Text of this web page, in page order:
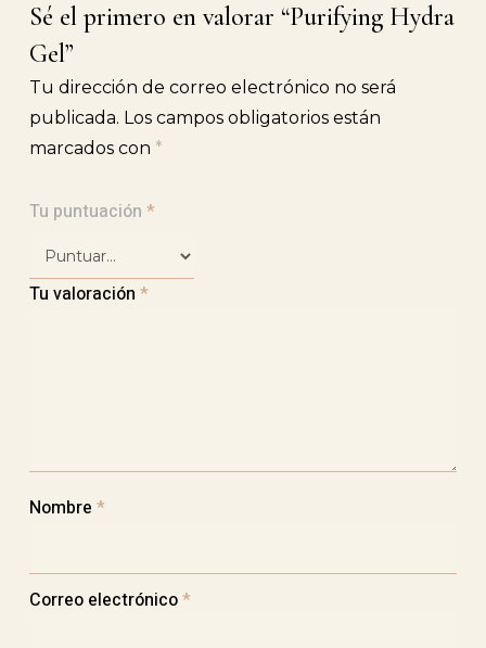
Sé el primero en valorar “Purifying Hydra
Gel”
Tu dirección de correo electrónico no será
publicada. Los campos obligatorios están
marcados con *
Tu puntuación *
Tu valoración *
Nombre *
Correo electrónico*